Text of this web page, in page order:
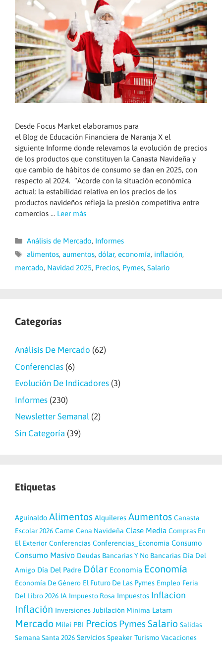
Desde Focus Market elaboramos para
el Blog de Educación Financiera de Naranja X el
siguiente Informe donde relevamos la evolución de precios
de los productos que constituyen la Canasta Navideña y
que cambio de hábitos de consumo se dan en 2025, con
respecto al 2024. “Acorde con la situación económica
actual: la estabilidad relativa en los precios de los
productos navideños refleja la presión competitiva entre
comercios … Leer más
Categorías
Análisis de Mercado, Informes
Etiquetas
alimentos, aumentos, dólar, economía, inflación,
mercado, Navidad 2025, Precios, Pymes, Salario
Categorías
Análisis De Mercado (62)
Conferencias (6)
Evolución De Indicadores (3)
Informes (230)
Newsletter Semanal (2)
Sin Categoría (39)
Etiquetas
Aguinaldo Alimentos Alquileres Aumentos Canasta
Escolar 2026 Carne Cena Navideña Clase Media Compras En
El Exterior Conferencias Conferencias_Economia Consumo
Consumo Masivo Deudas Bancarias Y No Bancarias Día Del
Amigo Día Del Padre Dólar Economia Economía
Economía De Género El Futuro De Las Pymes Empleo Feria
Del Libro 2026 IA Impuesto Rosa Impuestos Inflacion
Inflación Inversiones Jubilación Mínima Latam
Mercado Milei PBI Precios Pymes Salario Salidas
Semana Santa 2026 Servicios Speaker Turismo Vacaciones